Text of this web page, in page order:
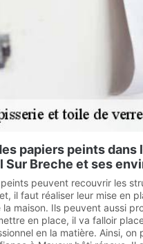
papiers peints dans
Sur Breche et ses
peuvent recouvrir les
il faut réaliser leur mise en
la maison. Ils peuvent aussi
en place, il va falloir
en la matière. Ainsi, on